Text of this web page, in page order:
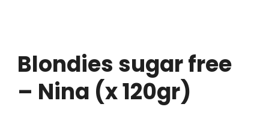
Blondies sugar free
– Nina (x 120gr)